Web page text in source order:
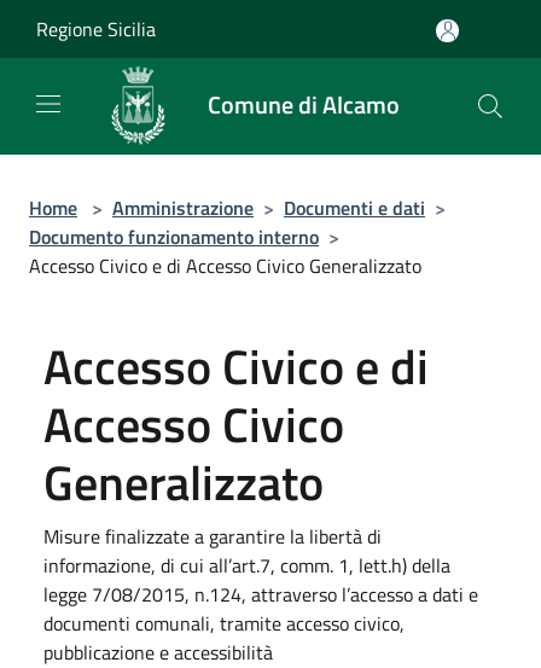
Regione Sicilia
Comune di Alcamo
Home > Amministrazione > Documenti e dati >
Documento funzionamento interno >
Accesso Civico e di Accesso Civico Generalizzato
Accesso Civico e di
Accesso Civico
Generalizzato
Misure finalizzate a garantire la libertà di
informazione, di cui all’art.7, comm. 1, lett.h) della
legge 7/08/2015, n.124, attraverso l’accesso a dati e
documenti comunali, tramite accesso civico,
pubblicazione e accessibilità